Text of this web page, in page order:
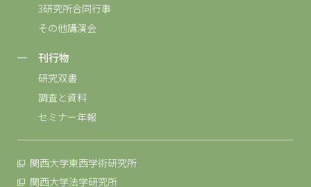
3研究所合同行事
その他講演会
刊行物
研究双書
調査と資料
セミナー年報
関西大学東西学術研究所
関西大学法学研究所